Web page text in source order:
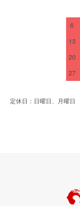
6
13
20
27
定休日：日曜日、月曜日